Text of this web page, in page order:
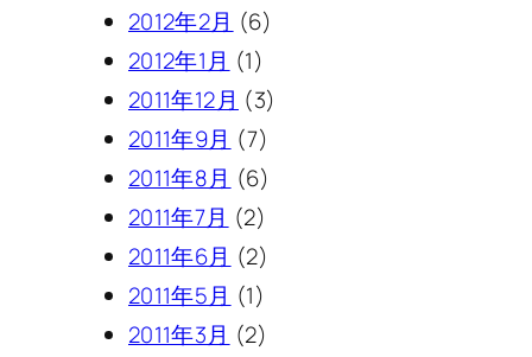
2012年2月 (6)
2012年1月 (1)
2011年12月 (3)
2011年9月 (7)
2011年8月 (6)
2011年7月 (2)
2011年6月 (2)
2011年5月 (1)
2011年3月 (2)